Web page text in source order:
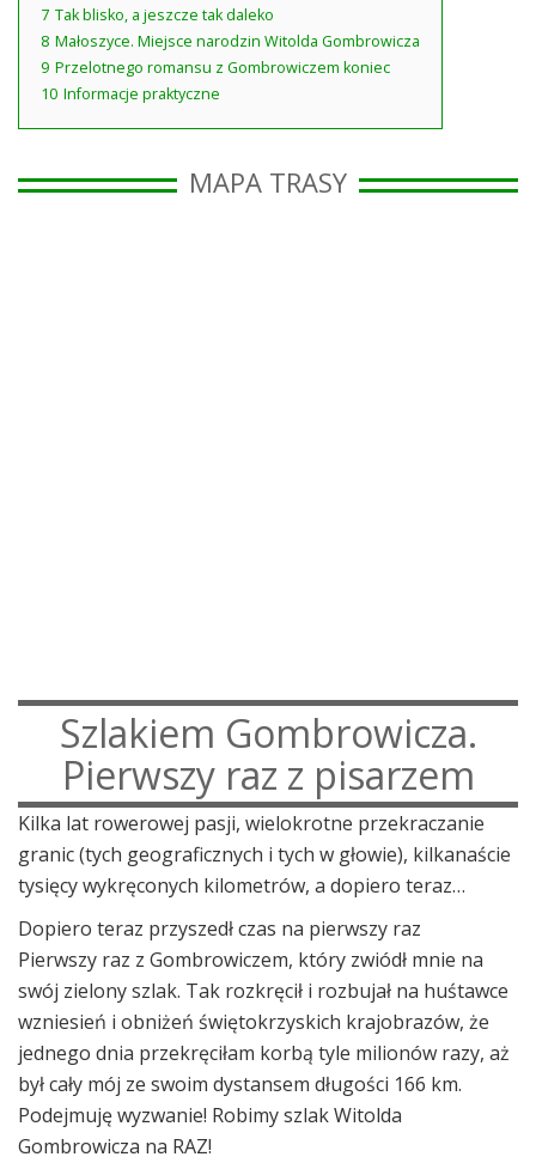
7 Tak blisko, a jeszcze tak daleko
8 Małoszyce. Miejsce narodzin Witolda Gombrowicza
9 Przelotnego romansu z Gombrowiczem koniec
10 Informacje praktyczne
MAPA TRASY
Szlakiem Gombrowicza.
Pierwszy raz z pisarzem
Kilka lat rowerowej pasji, wielokrotne przekraczanie
granic (tych geograficznych i tych w głowie), kilkanaście
tysięcy wykręconych kilometrów, a dopiero teraz…
Dopiero teraz przyszedł czas na pierwszy raz
Pierwszy raz z Gombrowiczem, który zwiódł mnie na
swój zielony szlak. Tak rozkręcił i rozbujał na huśtawce
wzniesień i obniżeń świętokrzyskich krajobrazów, że
jednego dnia przekręciłam korbą tyle milionów razy, aż
był cały mój ze swoim dystansem długości 166 km.
Podejmuję wyzwanie! Robimy szlak Witolda
Gombrowicza na RAZ!